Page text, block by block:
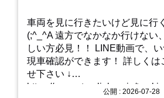
車両を見に行きたいけど見に行
(;^_^A 遠方でなかなか行けない
しい方必見！！ LINE動画で、
現車確認ができます！ 詳しくは
せ下さい ↓
https://www.steerlink.co.jp/
公開 : 2026-07-28